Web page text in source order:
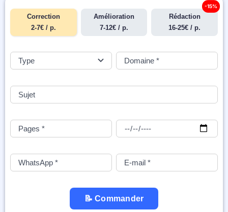
Correction
2-7€ / p.
Amélioration
7-12€ / p.
Rédaction
16-25€ / p.
-15%
📝 Commander